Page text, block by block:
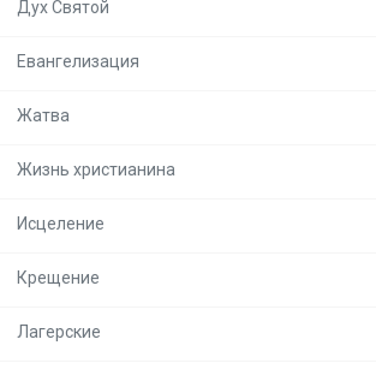
Дух Святой
Евангелизация
Жатва
Жизнь христианина
Исцеление
Крещение
Лагерские